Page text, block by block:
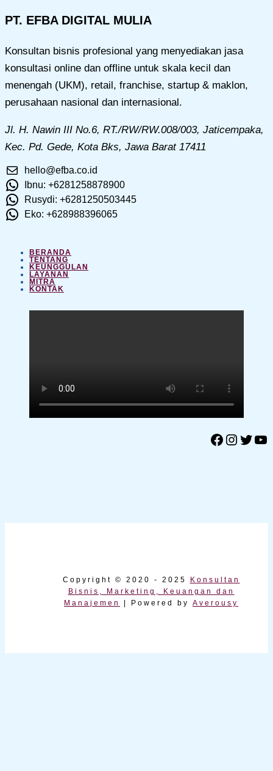
PT. EFBA DIGITAL MULIA
Konsultan bisnis profesional yang menyediakan jasa
konsultasi online dan offline untuk skala kecil dan
menengah (UKM), retail, franchise, startup & maklon,
perusahaan nasional dan internasional.
Jl. H. Nawin III No.6, RT./RW/RW.008/003, Jaticempaka,
Kec. Pd. Gede, Kota Bks, Jawa Barat 17411
hello@efba.co.id
Ibnu: +6281258878900
Rusydi: +6281250503445
Eko: +628988396065
BERANDA
TENTANG
KEUNGGULAN
LAYANAN
MITRA
KONTAK
Facebook Instagram Twitter YouTube
Copyright © 2020 - 2025
Konsultan
Bisnis, Marketing, Keuangan dan
Manajemen
| Powered by Averousy